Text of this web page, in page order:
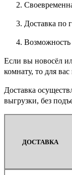
Доставка по
Возможность
Если вы новосёл
комнату, то для вас
Доставка
выгрузки, без
ДОСТАВКА